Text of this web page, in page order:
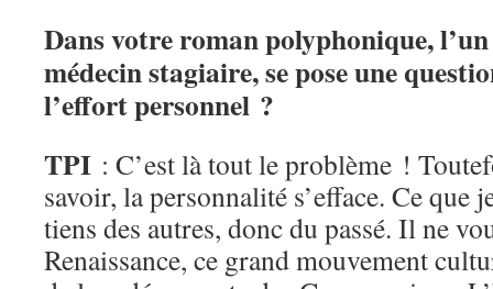
Dans votre roman polyphonique,
médecin stagiaire, se pose une
l’effort personnel ?
TPI : C’est là tout le problème !
savoir, la personnalité s’efface. Ce que
tiens des autres, donc du passé. Il ne
Renaissance, ce grand mouvement